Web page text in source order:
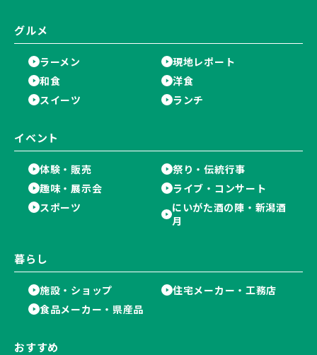
グルメ
ラーメン
現地レポート
和食
洋食
スイーツ
ランチ
イベント
体験・販売
祭り・伝統行事
趣味・展示会
ライブ・コンサート
スポーツ
にいがた酒の陣・新潟酒
月
暮らし
施設・ショップ
住宅メーカー・工務店
食品メーカー・県産品
おすすめ